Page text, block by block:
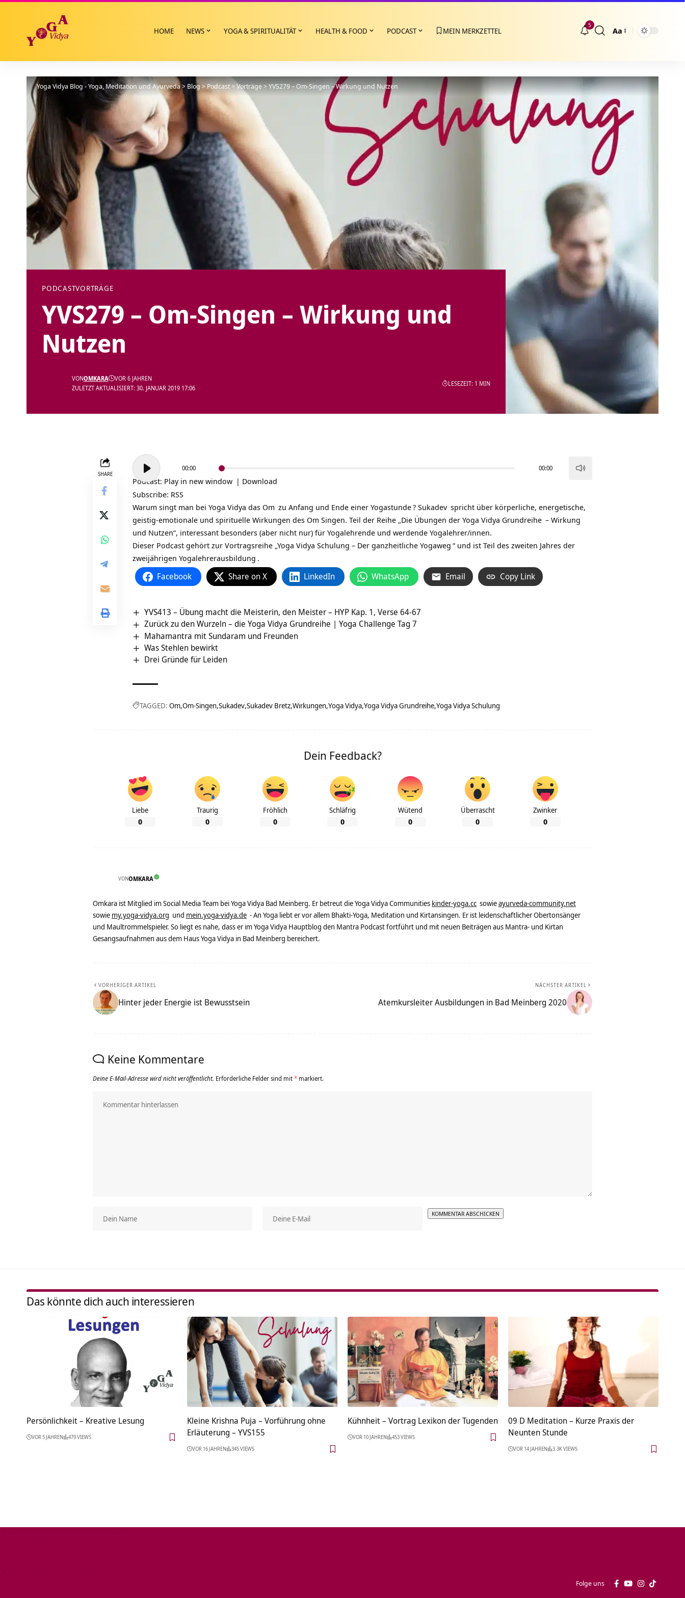
HOME NEWS YOGA & SPIRITUALITÄT HEALTH & FOOD PODCAST MEIN MERKZETTEL
5
Größenänderung
Aa
Yoga Vidya Blog - Yoga, Meditation und Ayurveda> Blog > Podcast>Vorträge>YVS279 – Om-Singen – Wirkung und Nutzen
PODCASTVORTRÄGE
YVS279 – Om-Singen – Wirkung und
Nutzen
ZULETZT AKTUALISIERT: 30. JANUAR 2019 17:06
VONOMKARA VOR 6 JAHREN
LESEZEIT: 1 MIN
SHARE
Audio-
Player
00:00 00:00
Podcast: Play in new window | Download
Subscribe: RSS
Warum singt man bei Yoga Vidya das Om zu Anfang und Ende einer Yogastunde? Sukadev spricht über körperliche, energetische,
geistig-emotionale und spirituelle Wirkungen des Om Singen. Teil der Reihe „Die Übungen der Yoga Vidya Grundreihe – Wirkung
und Nutzen“, interessant besonders (aber nicht nur) für Yogalehrende und werdende Yogalehrer/innen.
Dieser Podcast gehört zur Vortragsreihe „Yoga Vidya Schulung – Der ganzheitliche Yogaweg “ und ist Teil des zweiten Jahres der
zweijährigen Yogalehrerausbildung .
Facebook Share on X LinkedIn WhatsApp Email Copy Link
YVS413 – Übung macht die Meisterin, den Meister – HYP Kap. 1, Verse 64-67
Zurück zu den Wurzeln – die Yoga Vidya Grundreihe | Yoga Challenge Tag 7
Mahamantra mit Sundaram und Freunden
Was Stehlen bewirkt
Drei Gründe für Leiden
TAGGED: Om Om-Singen Sukadev Sukadev Bretz Wirkungen Yoga Vidya Yoga Vidya Grundreihe Yoga Vidya Schulung
Dein Feedback?
Liebe
0
Traurig
0
Fröhlich
0
Schläfrig
0
Wütend
0
Überrascht
0
Zwinker
0
VONOMKARA
Omkara ist Mitglied im Social Media Team bei Yoga Vidya Bad Meinberg. Er betreut die Yoga Vidya Communities kinder-yoga.cc sowieayurveda-community.net
sowie my.yoga-vidya.org und mein.yoga-vidya.de - An Yoga liebt er vor allem Bhakti-Yoga, Meditation und Kirtansingen. Er ist leidenschaftlicher Obertonsänger
und Maultrommelspieler. So liegt es nahe, dass er im Yoga Vidya Hauptblog den Mantra Podcast fortführt und mit neuen Beiträgen aus Mantra- und Kirtan
Gesangsaufnahmen aus dem Haus Yoga Vidya in Bad Meinberg bereichert.
VORHERIGER ARTIKEL
Hinter jeder Energie ist Bewusstsein
NÄCHSTER ARTIKEL
Atemkursleiter Ausbildungen in Bad Meinberg 2020
Keine Kommentare
Deine E-Mail-Adresse wird nicht veröffentlicht. Erforderliche Felder sind mit* markiert.
Das könnte dich auch interessieren
Persönlichkeit – Kreative Lesung
VOR 5 JAHREN 479 VIEWS
Kleine Krishna Puja – Vorführung ohne
Erläuterung – YVS155
VOR 16 JAHREN 345 VIEWS
Kühnheit – Vortrag Lexikon der Tugenden
VOR 10 JAHREN 453 VIEWS
09 D Meditation – Kurze Praxis der
Neunten Stunde
VOR 14 JAHREN 3.3K VIEWS
Folge uns